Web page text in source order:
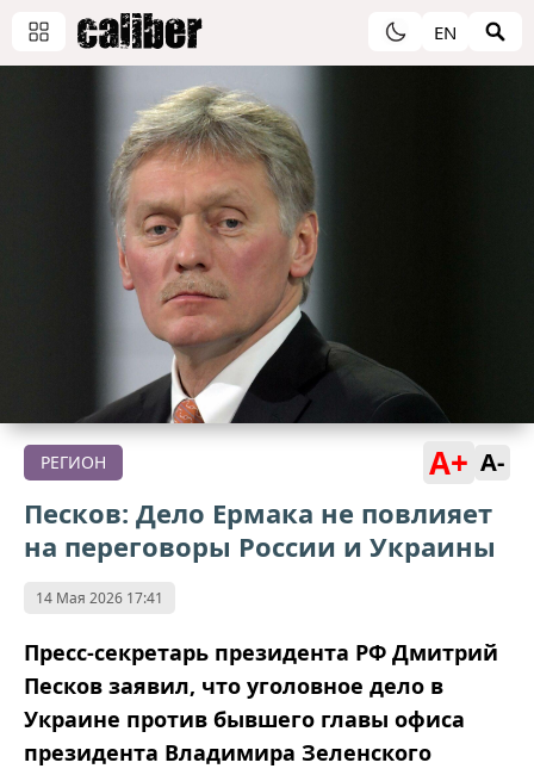
EN
РЕГИОН A+ A-
Песков: Дело Ермака не повлияет
на переговоры России и Украины
14 Мая 2026 17:41
Пресс-секретарь президента РФ Дмитрий
Песков заявил, что уголовное дело в
Украине против бывшего главы офиса
президента Владимира Зеленского